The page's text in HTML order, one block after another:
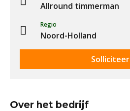
Allround timmerman
Regio
Noord-Holland
Solliciteer
Over het bedrijf